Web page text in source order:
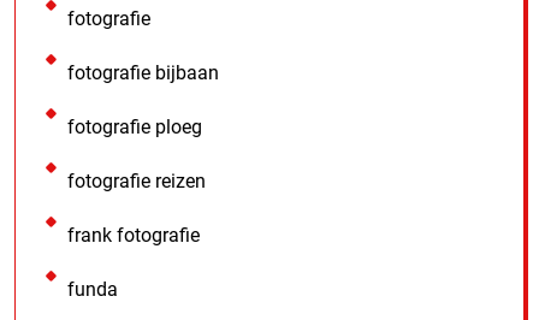
fotografie
fotografie bijbaan
fotografie ploeg
fotografie reizen
frank fotografie
funda